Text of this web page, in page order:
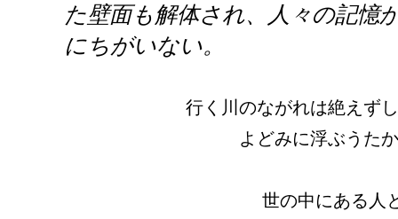
た壁面も解体され、人々の記憶
にちがいない。
行く川のながれは絶えず
よどみに浮ぶうた
世の中にある人